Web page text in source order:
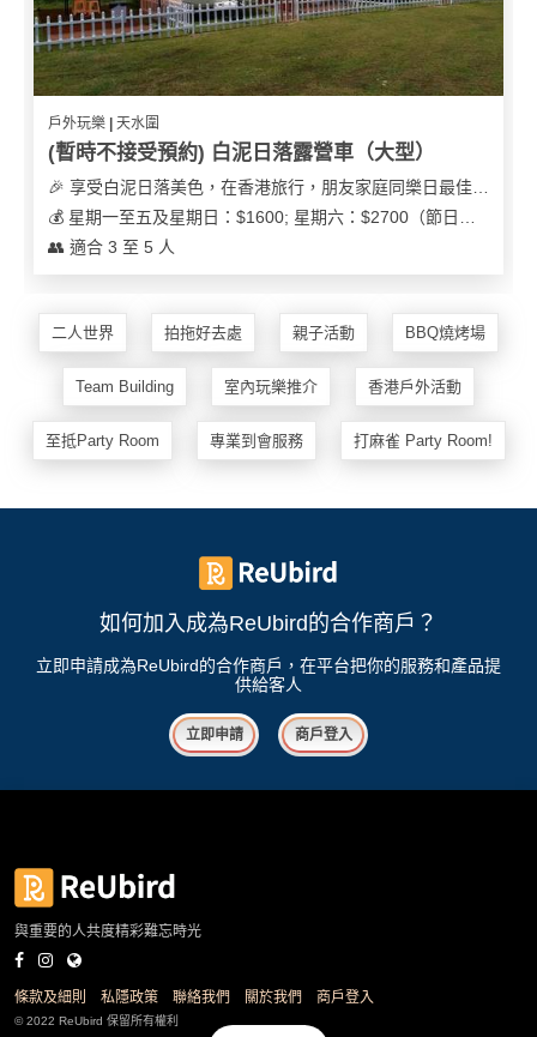
戶外玩樂 | 天水圍
(暫時不接受預約) 白泥日落露營車（大型）
👥 適合 3 至 5 人
二人世界 拍拖好去處 親子活動 BBQ燒烤場
Team Building 室內玩樂推介 香港戶外活動
至抵Party Room 專業到會服務 打麻雀 Party Room!
如何加入成為ReUbird的合作商戶？
立即申請成為ReUbird的合作商戶，在平台把你的服務和產品提
供給客人
立即申請 商戶登入
與重要的人共度精彩難忘時光
條款及細則 私隱政策 聯絡我們 關於我們 商戶登入
© 2022 ReUbird 保留所有權利